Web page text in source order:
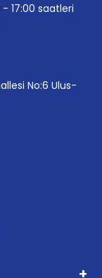
17:00 saatleri
No:6 Ulus-